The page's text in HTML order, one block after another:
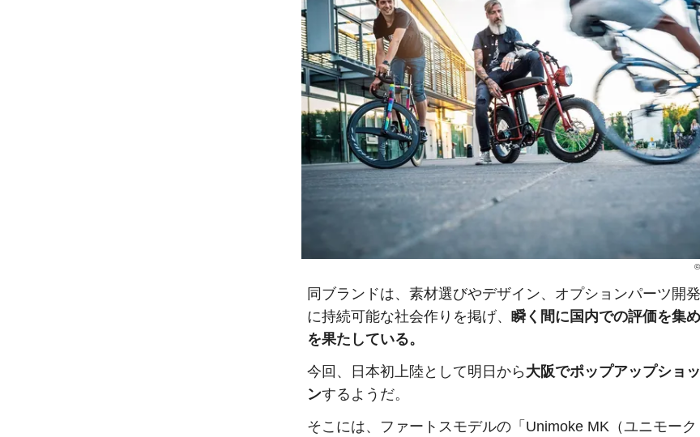
同ブランドは、素材選びやデザイン、オプションパーツ開
に持続可能な社会作りを掲げ、 瞬く間に国内での評価を集
を果たしている。
今回、日本初上陸として明日から 大阪でポップアップショ
ンするようだ。
そこには、ファートスモデルの「Unimoke MK（ユニモー